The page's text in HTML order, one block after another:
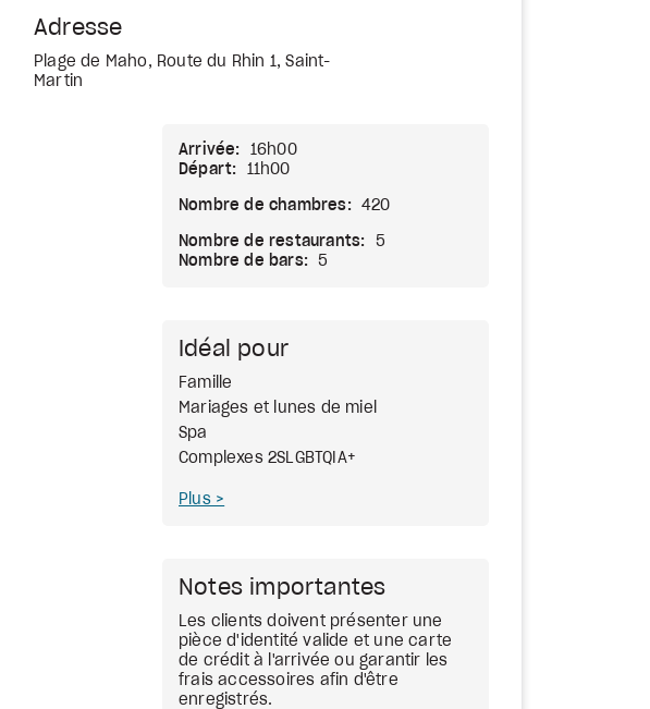
Adresse
Plage de Maho, Route du Rhin 1, Saint-
Martin
Arrivée:
16h00
Départ:
11h00
Nombre de chambres: 420
Nombre de restaurants:
5
Nombre de bars:
5
Idéal pour
Famille
Mariages et lunes de miel
Spa
Complexes 2SLGBTQIA+
Plus
Notes importantes
Les clients doivent présenter une
pièce d'identité valide et une carte
de crédit à l'arrivée ou garantir les
frais accessoires afin d'être
enregistrés.